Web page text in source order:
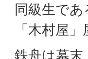
同級生であ
「木村屋
鉄舟は幕